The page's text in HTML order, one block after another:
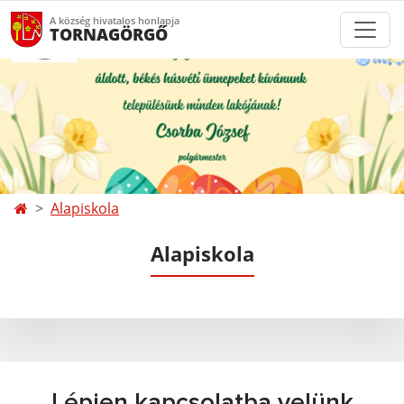
A község hivatalos honlapja
TORNAGÖRGŐ
Alapiskola
Alapiskola